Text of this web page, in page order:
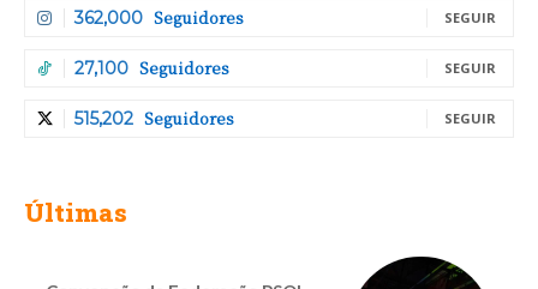
362,000 Seguidores SEGUIR
27,100 Seguidores SEGUIR
515,202 Seguidores SEGUIR
Últimas